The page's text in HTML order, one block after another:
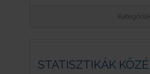
STATISZTIKÁK